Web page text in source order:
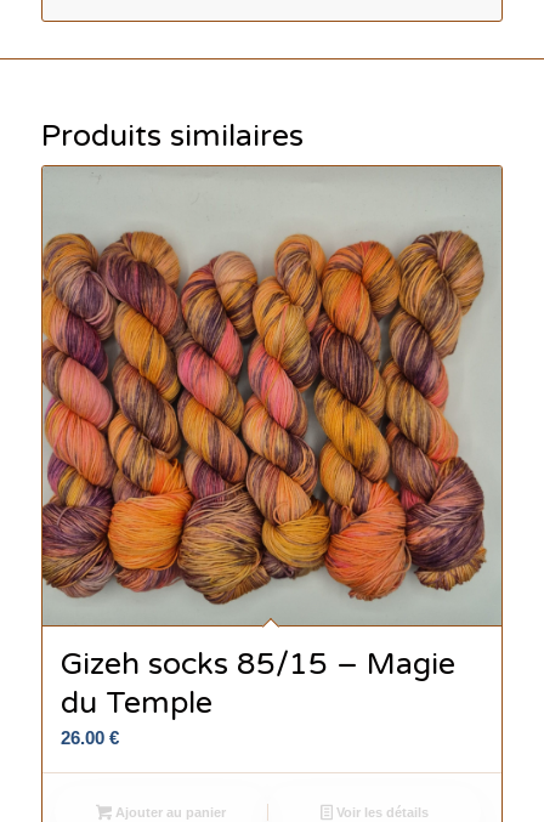
Produits similaires
Gizeh socks 85/15 – Magie
du Temple
26.00 €
Ajouter au panier Voir les détails